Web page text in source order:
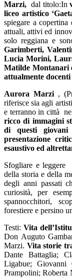
Marzi, dal titolo:In
liceo artistico
spiegare a
attuali, attivi ed
solo reggiana e
Garimberti,
Lucia Morini,
Matilde Montanari
attualmente
Aurora Marzi ,
riferisce sia agli
e terranno in città
ricco di immagini
di questi
presentazione
esaustivo ed
Sfogliare e leggere
della storia e della
degli anni passati
curiosità, per
spannocchitori,
forestiere e persino
Testi: Vita
Don Auguto
Marzi. Vita storie
Dante Battaglia;
Ligabue; Giovanni
Prampolini; Roberta